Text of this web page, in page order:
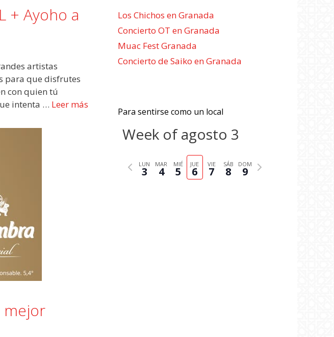
+ Ayoho a
artistas
para que disfrutes
con quien tú
intenta … Leer más
mejor
Los Chichos en Granada
Concierto OT en Granada
Muac Fest Granada
Concierto de Saiko en Granada
Para sentirse como un local
Week of agosto 3
LUN
3
MAR
4
MIÉ
5
JUE
6
VIE
7
SÁB
8
DOM
9
N